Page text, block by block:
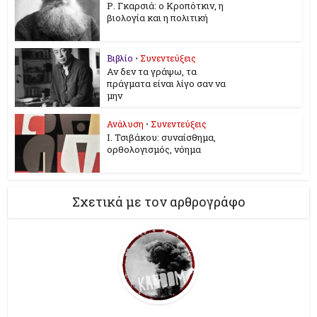
Ρ. Γκαρσιά: ο Κροπότκιν, η
βιολογία και η πολιτική
Βιβλίο • Συνεντεύξεις
Αν δεν τα γράψω, τα
πράγματα είναι λίγο σαν να
μην
Ανάλυση • Συνεντεύξεις
Ι. Τσιβάκου: συναίσθημα,
ορθολογισμός, νόημα
Σχετικά με τον αρθρογράφο